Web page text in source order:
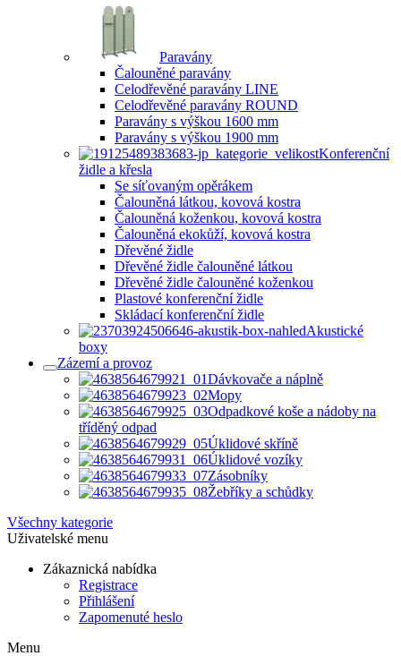
Paravány
Čalouněné paravány
Celodřevěné paravány LINE
Celodřevěné paravány ROUND
Paravány s výškou 1600 mm
Paravány s výškou 1900 mm
Konferenční
židle a křesla
Se síťovaným opěrákem
Čalouněná látkou, kovová kostra
Čalouněná koženkou, kovová kostra
Čalouněná ekokůží, kovová kostra
Dřevěné židle
Dřevěné židle čalouněné látkou
Dřevěné židle čalouněné koženkou
Plastové konferenční židle
Skládací konferenční židle
Akustické
boxy
Zázemí a provoz
Dávkovače a náplně
Mopy
Odpadkové koše a nádoby na
tříděný odpad
Úklidové skříně
Úklidové vozíky
Zásobníky
Žebříky a schůdky
Všechny kategorie
Uživatelské menu
Zákaznická nabídka
Registrace
Přihlášení
Zapomenuté heslo
Menu